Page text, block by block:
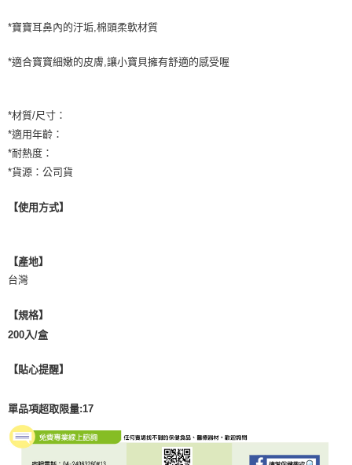
*寶寶耳鼻內的汙垢,棉頭柔軟材質
*適合寶寶細嫩的皮膚,讓小寶貝擁有舒適的感受喔
*材質/尺寸：
*適用年齡：
*耐熱度：
*貨源：公司貨
【使用方式】
【產地】
台灣
【規格】
200入/盒
【貼心提醒】
單品項超取限量:17